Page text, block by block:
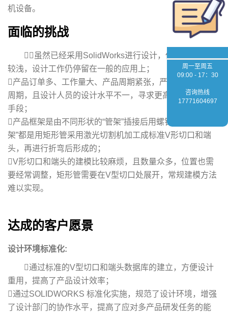
机设备。
面临的挑战
虽然已经采用SolidWorks进行设计，但是应用程度
较浅，设计工作仍停留在一般的应用上；
产品订单多、工作量大、产品周期紧张，严重影响了设计
周期，且设计人员的设计水平不一，寻求更高效的产品研发
手段；
产品框架是由不同形状的“管架”插接后用螺钉固定，且“管
架”都是用矩形管采用激光切割机加工成标准V形切口和端
头，再进行折弯后形成的；
V形切口和端头的建模比较麻烦，且数量众多，位置也需
要经常调整，矩形管需要在V型切口处展开，常规建模方法
难以实现。
达成的客户愿景
设计环境标准化:
通过标准的V型切口和端头数据库的建立，方便设计
重用，提高了产品设计效率；
通过SOLIDWORKS 标准化实施，规范了设计环境，增强
了设计部门的协作水平，提高了应对多产品研发任务的能
周一至周五
09:00 - 17：30
咨询热线
17771604697